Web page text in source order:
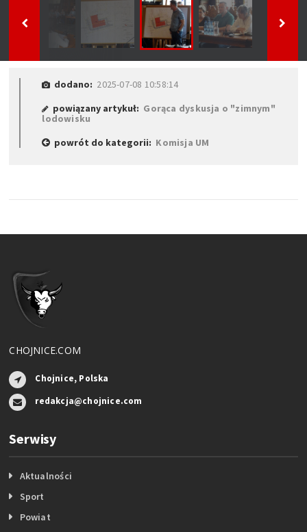
dodano: 2025-07-08 10:58:14
powiązany artykuł: Gorąca dyskusja o "zimnym"
lodowisku
powrót do kategorii: Komisja UM
CHOJNICE.COM
Chojnice, Polska
redakcja@chojnice.com
Serwisy
Aktualności
Sport
Powiat